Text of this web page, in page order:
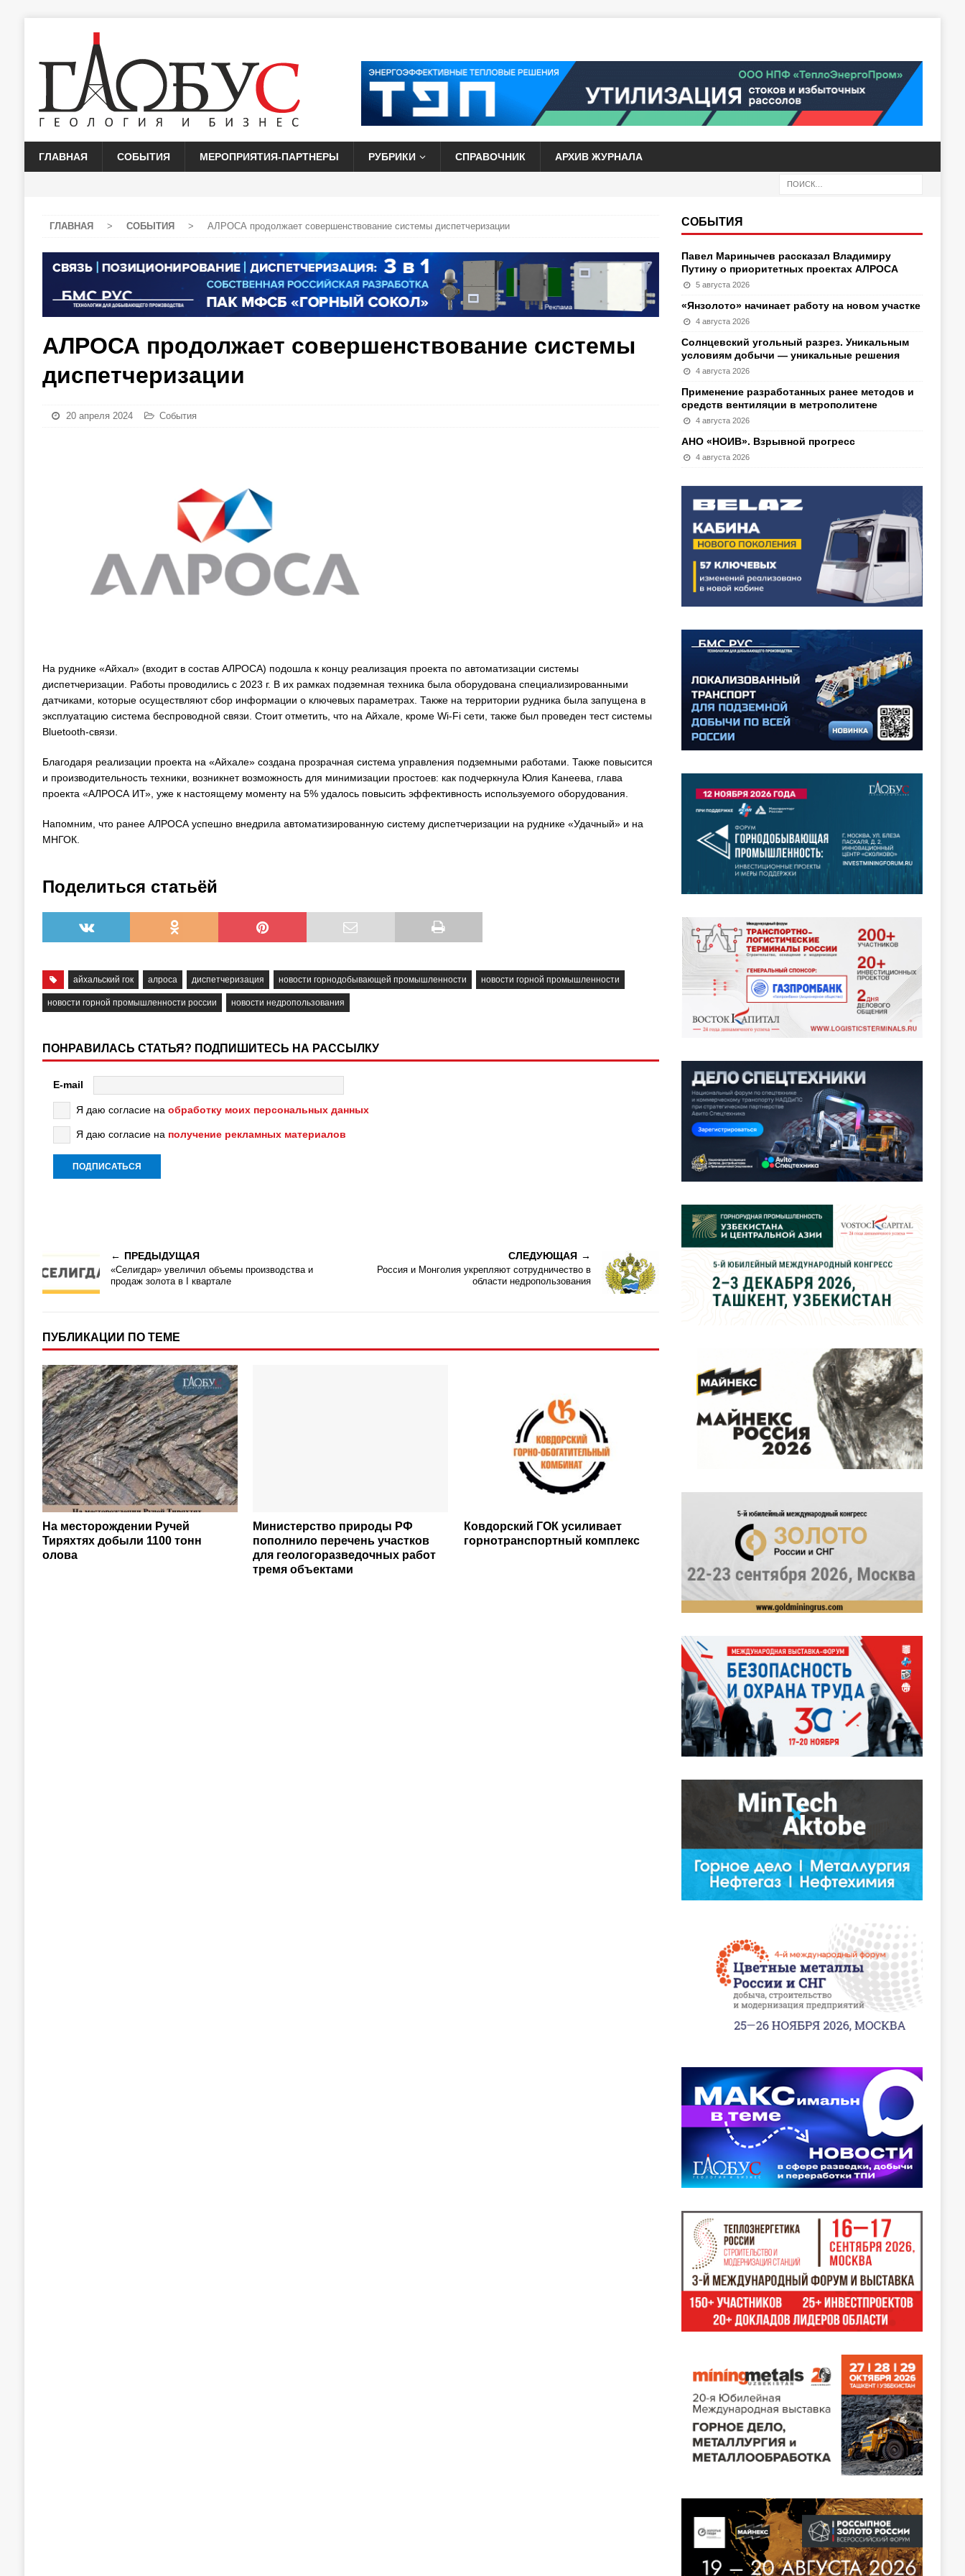
ГЛАВНАЯ СОБЫТИЯ МЕРОПРИЯТИЯ-ПАРТНЕРЫ РУБРИКИ СПРАВОЧНИК АРХИВ ЖУРНАЛА
ГЛАВНАЯ > СОБЫТИЯ > АЛРОСА продолжает совершенствование системы диспетчеризации
АЛРОСА продолжает совершенствование системы
диспетчеризации
20 апреля 2024 События
На руднике «Айхал» (входит в состав АЛРОСА) подошла к концу реализация проекта по автоматизации системы
диспетчеризации. Работы проводились с 2023 г. В их рамках подземная техника была оборудована специализированными
датчиками, которые осуществляют сбор информации о ключевых параметрах. Также на территории рудника была запущена в
эксплуатацию система беспроводной связи. Стоит отметить, что на Айхале, кроме Wi-Fi сети, также был проведен тест системы
Bluetooth-связи.
Благодаря реализации проекта на «Айхале» создана прозрачная система управления подземными работами. Также повысится
и производительность техники, возникнет возможность для минимизации простоев: как подчеркнула Юлия Канеева, глава
проекта «АЛРОСА ИТ», уже к настоящему моменту на 5% удалось повысить эффективность используемого оборудования.
Напомним, что ранее АЛРОСА успешно внедрила автоматизированную систему диспетчеризации на руднике «Удачный» и на
МНГОК.
Поделиться статьёй
айхальский гок алроса диспетчеризация новости горнодобывающей промышленности новости горной промышленности
новости горной промышленности россии новости недропользования
ПОНРАВИЛАСЬ СТАТЬЯ? ПОДПИШИТЕСЬ НА РАССЫЛКУ
E-mail
Я даю согласие на обработку моих персональных данных
Я даю согласие на получение рекламных материалов
ПРЕДЫДУЩАЯ
«Селигдар» увеличил объемы производства и
продаж золота в I квартале
СЛЕДУЮЩАЯ
Россия и Монголия укрепляют сотрудничество в
области недропользования
ПУБЛИКАЦИИ ПО ТЕМЕ
На месторождении Ручей
Тиряхтях добыли 1100 тонн
олова
Министерство природы РФ
пополнило перечень участков
для геологоразведочных работ
тремя объектами
Ковдорский ГОК усиливает
горнотранспортный комплекс
СОБЫТИЯ
Павел Маринычев рассказал Владимиру
Путину о приоритетных проектах АЛРОСА
5 августа 2026
«Янзолото» начинает работу на новом участке
4 августа 2026
Солнцевский угольный разрез. Уникальным
условиям добычи — уникальные решения
4 августа 2026
Применение разработанных ранее методов и
средств вентиляции в метрополитене
4 августа 2026
АНО «НОИВ». Взрывной прогресс
4 августа 2026